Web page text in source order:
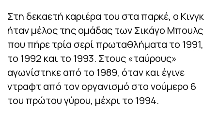
Στη δεκαετή καριέρα του στα παρκέ, ο Κινγκ
ήταν μέλος της ομάδας των Σικάγο Μπουλς
που πήρε τρία σερί πρωταθλήματα το 1991,
το 1992 και το 1993. Στους «ταύρους»
αγωνίστηκε από το 1989, όταν και έγινε
ντραφτ από τον οργανισμό στο νούμερο 6
του πρώτου γύρου, μέχρι το 1994.